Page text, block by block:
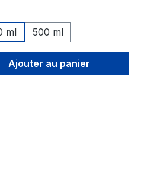
ml 500 ml
: Entrez la
Ajouter au panier